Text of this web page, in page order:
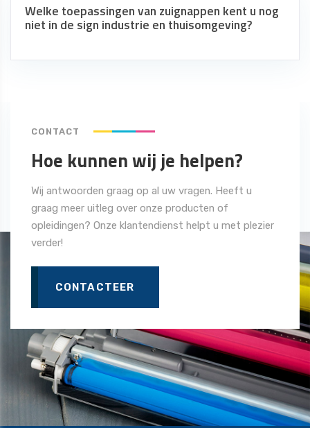
Welke toepassingen van zuignappen kent u nog
niet in de sign industrie en thuisomgeving?
CONTACT
Hoe kunnen wij je helpen?
Wij antwoorden graag op al uw vragen. Heeft u
graag meer uitleg over onze producten of
opleidingen? Onze klantendienst helpt u met plezier
verder!
CONTACTEER